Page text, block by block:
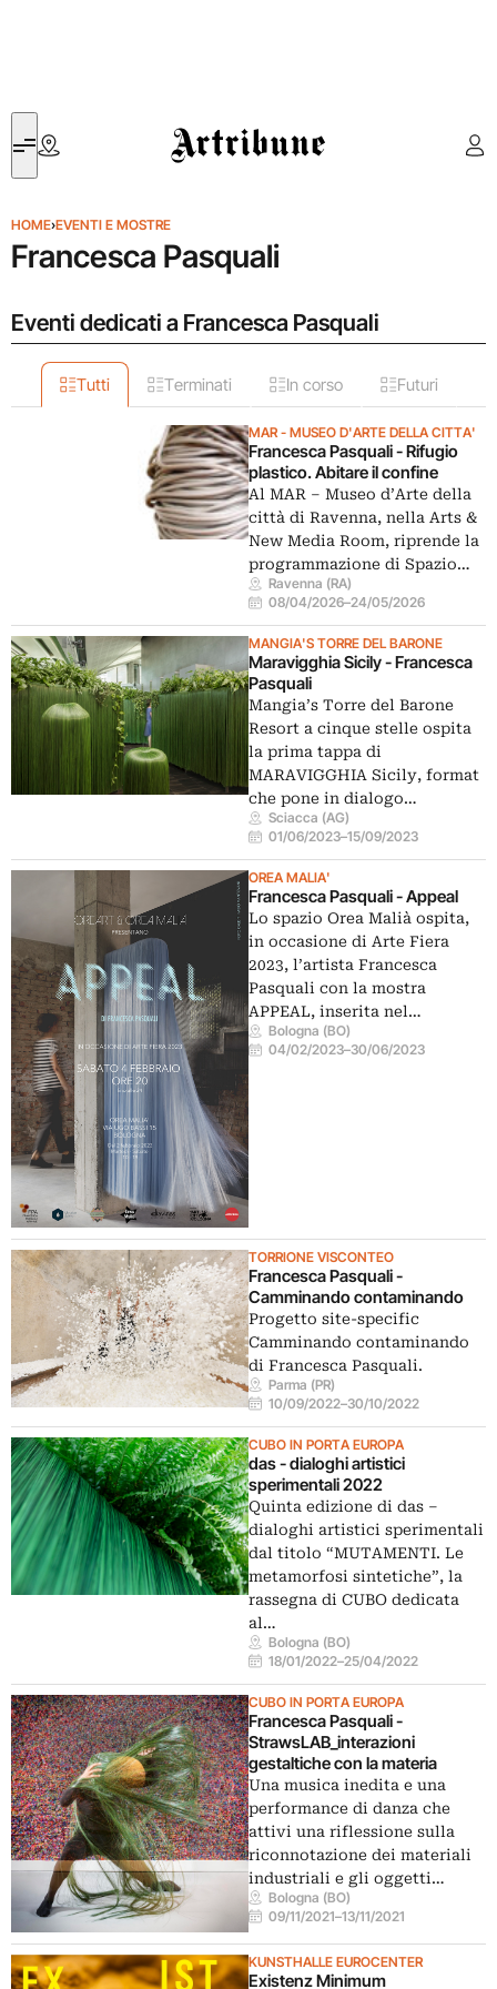
Artribune
HOME›EVENTI E MOSTRE
Francesca Pasquali
Eventi dedicati a Francesca Pasquali
Tutti Terminati In corso Futuri
MAR - MUSEO D'ARTE DELLA CITTA'
Francesca Pasquali - Rifugio
plastico. Abitare il confine
Al MAR – Museo d’Arte della
città di Ravenna, nella Arts &
New Media Room, riprende la
programmazione di Spazio…
Ravenna (RA)
08/04/2026–24/05/2026
MANGIA'S TORRE DEL BARONE
Maravigghia Sicily - Francesca
Pasquali
Mangia’s Torre del Barone
Resort a cinque stelle ospita
la prima tappa di
MARAVIGGHIA Sicily, format
che pone in dialogo…
Sciacca (AG)
01/06/2023–15/09/2023
OREA MALIA'
Francesca Pasquali - Appeal
Lo spazio Orea Malià ospita,
in occasione di Arte Fiera
2023, l’artista Francesca
Pasquali con la mostra
APPEAL, inserita nel…
Bologna (BO)
04/02/2023–30/06/2023
TORRIONE VISCONTEO
Francesca Pasquali -
Camminando contaminando
Progetto site-specific
Camminando contaminando
di Francesca Pasquali.
Parma (PR)
10/09/2022–30/10/2022
CUBO IN PORTA EUROPA
das - dialoghi artistici
sperimentali 2022
Quinta edizione di das –
dialoghi artistici sperimentali
dal titolo “MUTAMENTI. Le
metamorfosi sintetiche”, la
rassegna di CUBO dedicata
al…
Bologna (BO)
18/01/2022–25/04/2022
CUBO IN PORTA EUROPA
Francesca Pasquali -
StrawsLAB_interazioni
gestaltiche con la materia
Una musica inedita e una
performance di danza che
attivi una riflessione sulla
riconnotazione dei materiali
industriali e gli oggetti…
Bologna (BO)
09/11/2021–13/11/2021
KUNSTHALLE EUROCENTER
Existenz Minimum